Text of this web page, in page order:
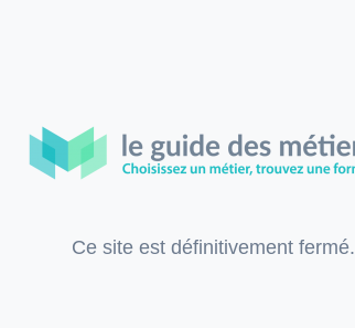
Ce site est définitivement fermé.